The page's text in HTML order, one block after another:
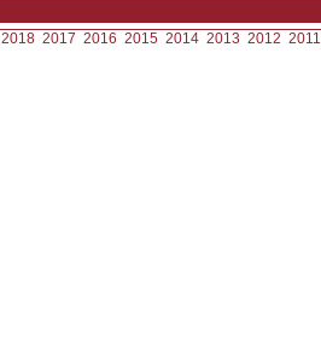
2018 2017 2016 2015 2014 2013 2012 2011